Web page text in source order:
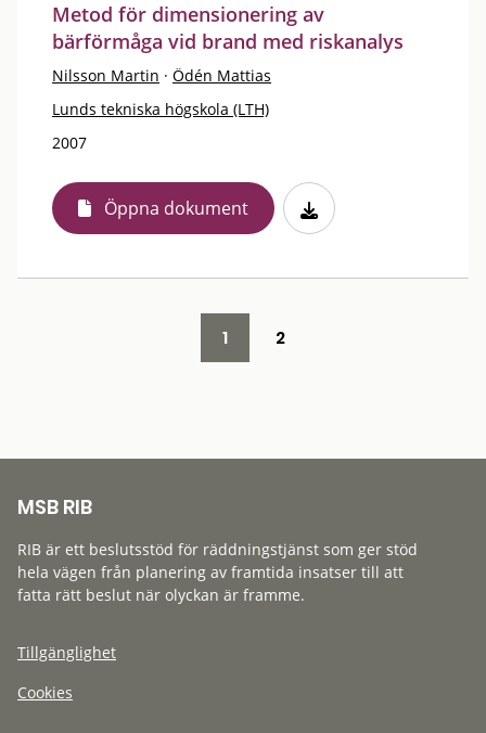
Metod för dimensionering av
bärförmåga vid brand med riskanalys
Nilsson Martin · Ödén Mattias
Lunds tekniska högskola (LTH)
2007
Öppna dokument
1 2
MSB RIB
RIB är ett beslutsstöd för räddningstjänst som ger stöd
hela vägen från planering av framtida insatser till att
fatta rätt beslut när olyckan är framme.
Tillgänglighet
Cookies